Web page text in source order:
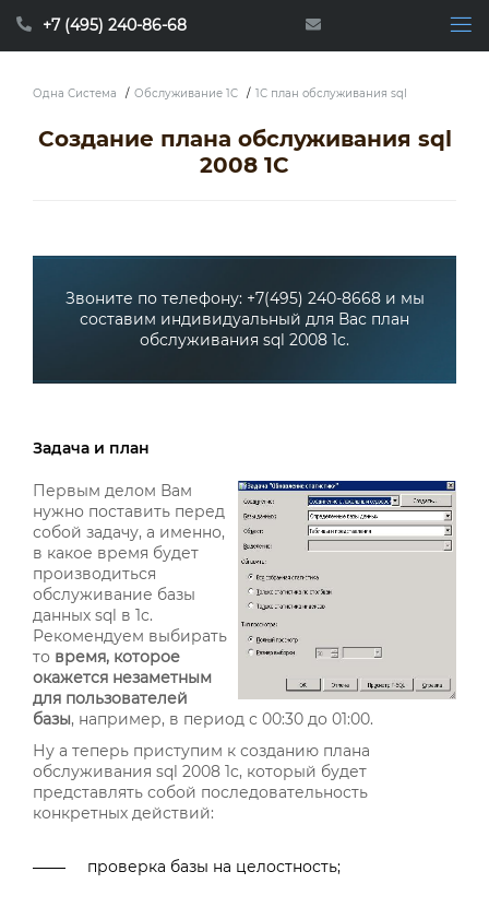
+7 (495) 240-86-68
Одна Система / Обслуживание 1C / 1С план обслуживания sql
Создание плана обслуживания sql
2008 1С
Звоните по телефону: +7(495) 240-8668 и мы
составим индивидуальный для Вас план
обслуживания sql 2008 1c.
Задача и план
Первым делом Вам
нужно поставить перед
собой задачу, а именно,
в какое время будет
производиться
обслуживание базы
данных sql в 1c.
Рекомендуем выбирать
то время, которое
окажется незаметным
для пользователей
базы, например, в период с 00:30 до 01:00.
Ну а теперь приступим к созданию плана
обслуживания sql 2008 1c, который будет
представлять собой последовательность
конкретных действий:
проверка базы на целостность;